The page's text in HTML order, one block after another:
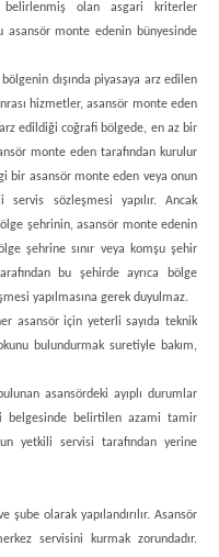
belirlenmiş olan asgari kriterler
monte edenin bünyesinde
dışında piyasaya arz edilen
hizmetler, asansör monte eden
edildiği coğrafi bölgede, en az bir
monte eden tarafından kurulur
bir asansör monte eden veya onun
sözleşmesi yapılır. Ancak
şehrinin, asansör monte edenin
şehrine sınır veya komşu şehir
bu şehirde ayrıca bölge
yapılmasına gerek duyulmaz.
asansör için yeterli sayıda teknik
bulundurmak suretiyle bakım,
asansördeki ayıplı durumlar
belgesinde belirtilen azami tamir
yetkili servisi tarafından yerine
olarak yapılandırılır. Asansör
servisini kurmak zorundadır.